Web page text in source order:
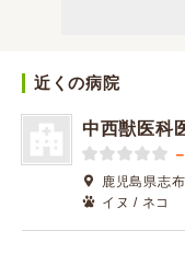
近くの病院
中西獣医科
－
鹿児島県志
イヌ / ネコ